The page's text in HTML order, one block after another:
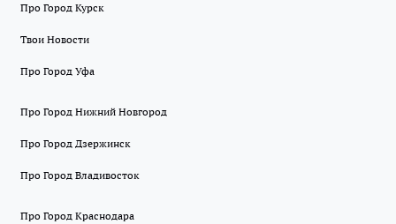
Про Город Курск
Твои Новости
Про Город Уфа
Про Город Нижний Новгород
Про Город Дзержинск
Про Город Владивосток
Про Город Краснодара